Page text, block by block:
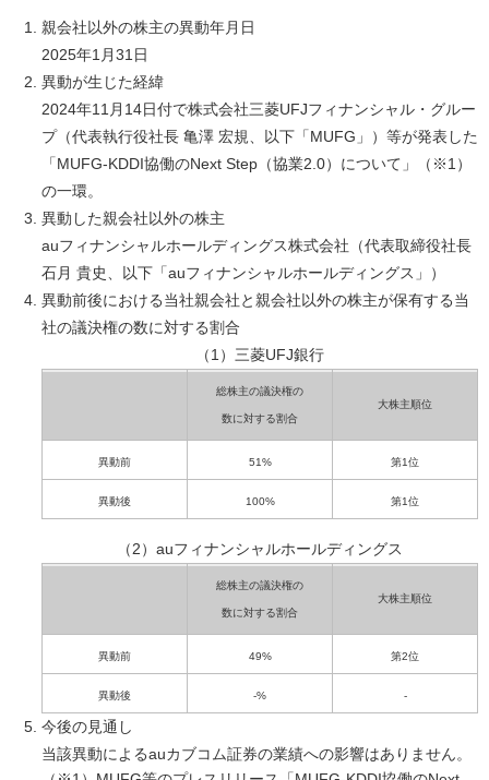
親会社以外の株主の異動年月日
2025年1月31日
異動が生じた経緯
2024年11月14日付で株式会社三菱UFJフィナンシャル・グルー
プ（代表執行役社長 亀澤 宏規、以下「MUFG」）等が発表した
「MUFG-KDDI協働のNext Step（協業2.0）について」（※1）
の一環。
異動した親会社以外の株主
auフィナンシャルホールディングス株式会社（代表取締役社長
石月 貴史、以下「auフィナンシャルホールディングス」）
異動前後における当社親会社と親会社以外の株主が保有する当
社の議決権の数に対する割合
（1）三菱UFJ銀行
総株主の議決権の
数に対する割合
大株主順位
異動前 51% 第1位
異動後 100% 第1位
（2）auフィナンシャルホールディングス
総株主の議決権の
数に対する割合
大株主順位
異動前 49% 第2位
異動後 -% -
今後の見通し
当該異動によるauカブコム証券の業績への影響はありません。